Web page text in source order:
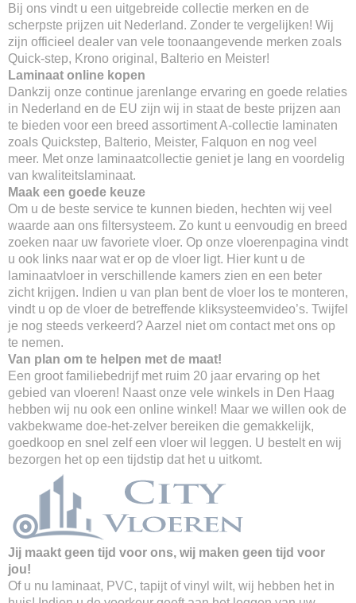
Bij ons vindt u een uitgebreide collectie merken en de
scherpste prijzen uit Nederland. Zonder te vergelijken! Wij
zijn officieel dealer van vele toonaangevende merken zoals
Quick-step, Krono original, Balterio en Meister!
Laminaat online kopen
Dankzij onze continue jarenlange ervaring en goede relaties
in Nederland en de EU zijn wij in staat de beste prijzen aan
te bieden voor een breed assortiment A-collectie laminaten
zoals Quickstep, Balterio, Meister, Falquon en nog veel
meer. Met onze laminaatcollectie geniet je lang en voordelig
van kwaliteitslaminaat.
Maak een goede keuze
Om u de beste service te kunnen bieden, hechten wij veel
waarde aan ons filtersysteem. Zo kunt u eenvoudig en breed
zoeken naar uw favoriete vloer. Op onze vloerenpagina vindt
u ook links naar wat er op de vloer ligt. Hier kunt u de
laminaatvloer in verschillende kamers zien en een beter
zicht krijgen. Indien u van plan bent de vloer los te monteren,
vindt u op de vloer de betreffende kliksysteemvideo’s. Twijfel
je nog steeds verkeerd? Aarzel niet om contact met ons op
te nemen.
Van plan om te helpen met de maat!
Een groot familiebedrijf met ruim 20 jaar ervaring op het
gebied van vloeren! Naast onze vele winkels in Den Haag
hebben wij nu ook een online winkel! Maar we willen ook de
vakbekwame doe-het-zelver bereiken die gemakkelijk,
goedkoop en snel zelf een vloer wil leggen. U bestelt en wij
bezorgen het op een tijdstip dat het u uitkomt.
Jij maakt geen tijd voor ons, wij maken geen tijd voor
jou!
Of u nu laminaat, PVC, tapijt of vinyl wilt, wij hebben het in